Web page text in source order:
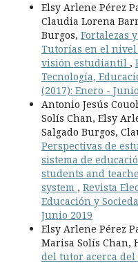
Elsy Arlene Pérez
Claudia Lorena
Burgos, Fortalezas
Tutorías en el nivel
visión estudiantil ,
Tecnología,
(2017): Enero -
Antonio Jesús
Solís Chan, Elsy
Salgado Burgos,
Perspectivas de
sistema de
students and
system , Revista
Educación y
Junio 2019
Elsy Arlene Pérez
Marisa Solís Chan,
del tutor acerca